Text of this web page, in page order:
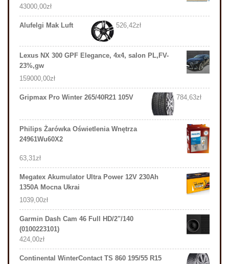
43000,00zł
Alufelgi Mak Luft 526,42zł
Lexus NX 300 GPF Elegance, 4x4, salon PL,FV-
23%,gw
159000,00zł
Gripmax Pro Winter 265/40R21 105V 784,63zł
Philips Żarówka Oświetlenia Wnętrza
24961Wu60X2
63,31zł
Megatex Akumulator Ultra Power 12V 230Ah
1350A Mocna Ukrai
1039,00zł
Garmin Dash Cam 46 Full HD/2"/140
(0100223101)
424,00zł
Continental WinterContact TS 860 195/55 R15